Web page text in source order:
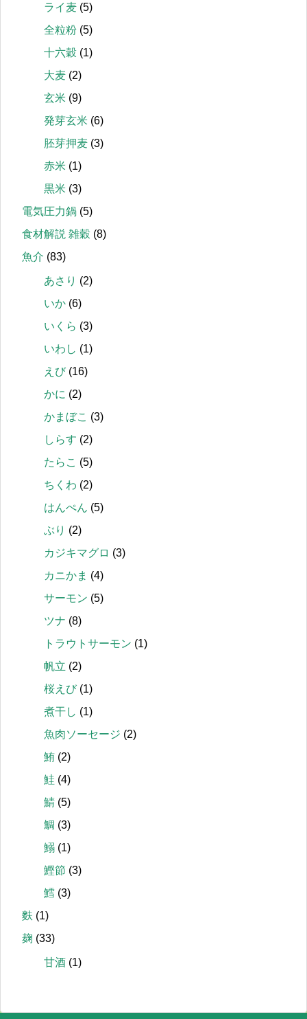
ライ麦 (5)
全粒粉 (5)
十六穀 (1)
大麦 (2)
玄米 (9)
発芽玄米 (6)
胚芽押麦 (3)
赤米 (1)
黒米 (3)
電気圧力鍋 (5)
食材解説 雑穀 (8)
魚介 (83)
あさり (2)
いか (6)
いくら (3)
いわし (1)
えび(16)
かに (2)
かまぼこ (3)
しらす (2)
たらこ (5)
ちくわ (2)
はんぺん (5)
ぶり (2)
カジキマグロ (3)
カニかま (4)
サーモン (5)
ツナ (8)
トラウトサーモン (1)
帆立 (2)
桜えび(1)
煮干し (1)
魚肉ソーセージ (2)
鮪 (2)
鮭 (4)
鯖 (5)
鯛 (3)
鰯 (1)
鰹節 (3)
鱈 (3)
麩 (1)
麹 (33)
甘酒 (1)